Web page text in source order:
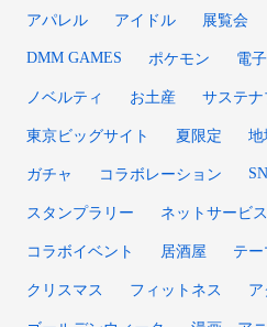
アパレル アイドル 展覧会
DMM GAMES ポケモン 電
ノベルティ お土産 サステナ
東京ビッグサイト 夏限定 地
ガチャ コラボレーション
スタンプラリー ネットサービス
コラボイベント 居酒屋 テー
クリスマス フィットネス